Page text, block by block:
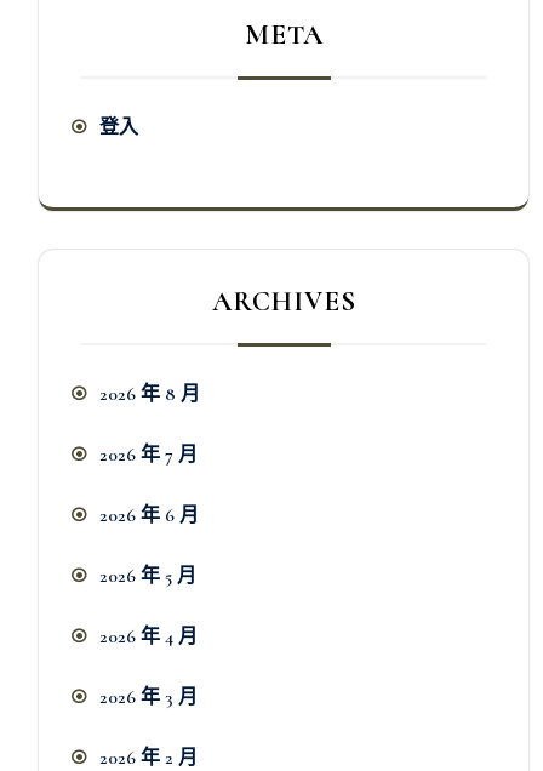
META
登入
ARCHIVES
2026 年 8 月
2026 年 7 月
2026 年 6 月
2026 年 5 月
2026 年 4 月
2026 年 3 月
2026 年 2 月